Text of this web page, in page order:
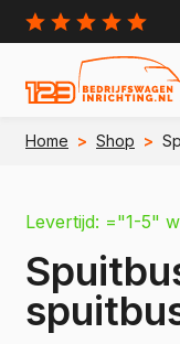
Home > Shop >
Levertijd: ="1-5"